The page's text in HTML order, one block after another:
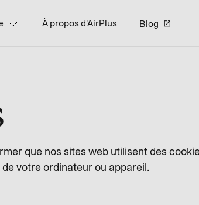
À propos d'AirPlus Blog
que nos sites web utilisent des
votre ordinateur ou appareil.